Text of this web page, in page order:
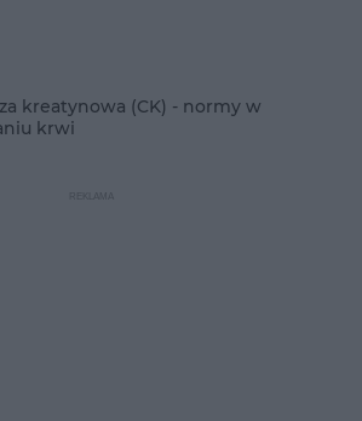
kreatynowa (CK) - normy w
krwi